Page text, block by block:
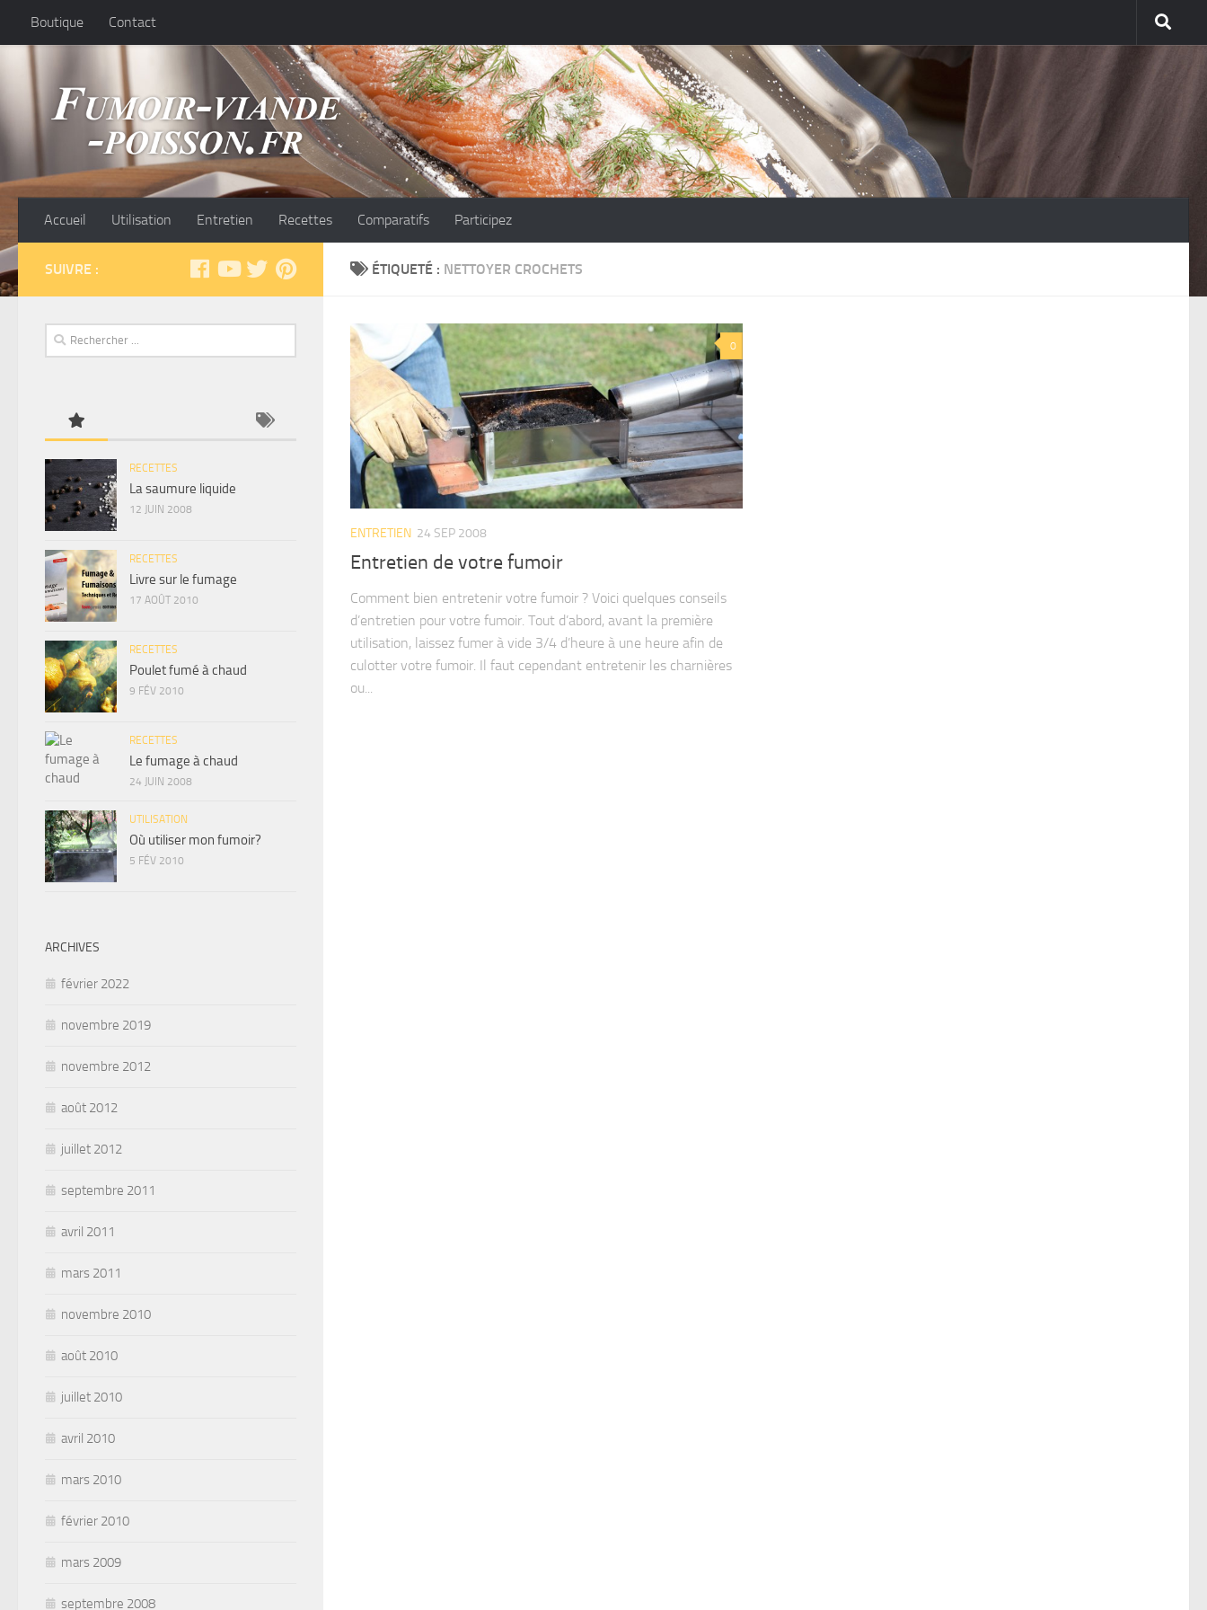
Boutique Contact
Accueil Utilisation Entretien Recettes Comparatifs Participez
ÉTIQUETÉ : NETTOYER CROCHETS
0
ENTRETIEN 24 SEP 2008
Entretien de votre fumoir
Comment bien entretenir votre fumoir ? Voici quelques conseils
d’entretien pour votre fumoir. Tout d’abord, avant la première
utilisation, laissez fumer à vide 3/4 d’heure à une heure afin de
culotter votre fumoir. Il faut cependant entretenir les charnières
ou...
SUIVRE :
RECETTES
La saumure liquide
12 JUIN 2008
RECETTES
Livre sur le fumage
17 AOÛT 2010
RECETTES
Poulet fumé à chaud
9 FÉV 2010
RECETTES
Le fumage à chaud
24 JUIN 2008
UTILISATION
Où utiliser mon fumoir?
5 FÉV 2010
ARCHIVES
février 2022
novembre 2019
novembre 2012
août 2012
juillet 2012
septembre 2011
avril 2011
mars 2011
novembre 2010
août 2010
juillet 2010
avril 2010
mars 2010
février 2010
mars 2009
septembre 2008